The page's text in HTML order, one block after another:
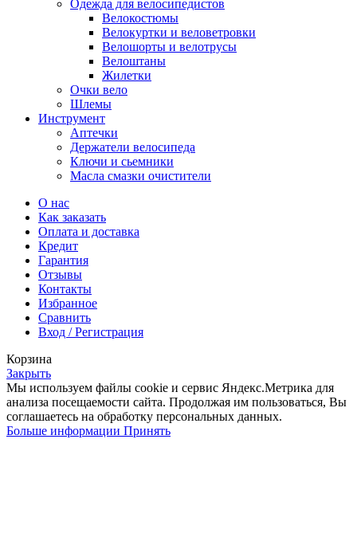
Одежда для велосипедистов
Велокостюмы
Велокуртки и веловетровки
Велошорты и велотрусы
Велоштаны
Жилетки
Очки вело
Шлемы
Инструмент
Аптечки
Держатели велосипеда
Ключи и сьемники
Масла смазки очистители
О нас
Как заказать
Оплата и доставка
Кредит
Гарантия
Отзывы
Контакты
Избранное
Сравнить
Вход / Регистрация
Корзина
Закрыть
Мы используем файлы cookie и сервис Яндекс.Метрика для
анализа посещаемости сайта. Продолжая им пользоваться, Вы
соглашаетесь на обработку персональных данных.
Больше информации Больше
Принять